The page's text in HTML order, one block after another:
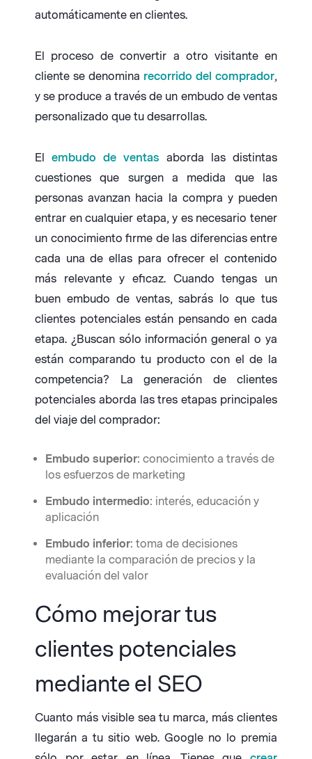
automáticamente en clientes.
El proceso de convertir a otro visitante en
cliente se denomina recorrido del comprador,
y se produce a través de un embudo de ventas
personalizado que tu desarrollas.
El embudo de ventas aborda las distintas
cuestiones que surgen a medida que las
personas avanzan hacia la compra y pueden
entrar en cualquier etapa, y es necesario tener
un conocimiento firme de las diferencias entre
cada una de ellas para ofrecer el contenido
más relevante y eficaz. Cuando tengas un
buen embudo de ventas, sabrás lo que tus
clientes potenciales están pensando en cada
etapa. ¿Buscan sólo información general o ya
están comparando tu producto con el de la
competencia? La generación de clientes
potenciales aborda las tres etapas principales
del viaje del comprador:
Embudo superior: conocimiento a través de
los esfuerzos de marketing
Embudo intermedio: interés, educación y
aplicación
Embudo inferior: toma de decisiones
mediante la comparación de precios y la
evaluación del valor
Cómo mejorar tus
clientes potenciales
mediante el SEO
Cuanto más visible sea tu marca, más clientes
llegarán a tu sitio web. Google no lo premia